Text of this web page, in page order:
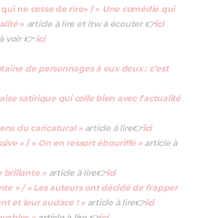
ne cesse de rire» / « Une comédie qui
» article à lire et itw à écouter 👉ici
voir 👉 ici
de personnages à eux deux : c’est
satirique qui colle bien avec l’actualité
du caricatural » article à lire👉ici
» / « On en ressort ébouriffé » article à
brillante » article à lire👉ici
» / « Les auteurs ont décidé de frapper
et leur audace ! » article à lire👉ici